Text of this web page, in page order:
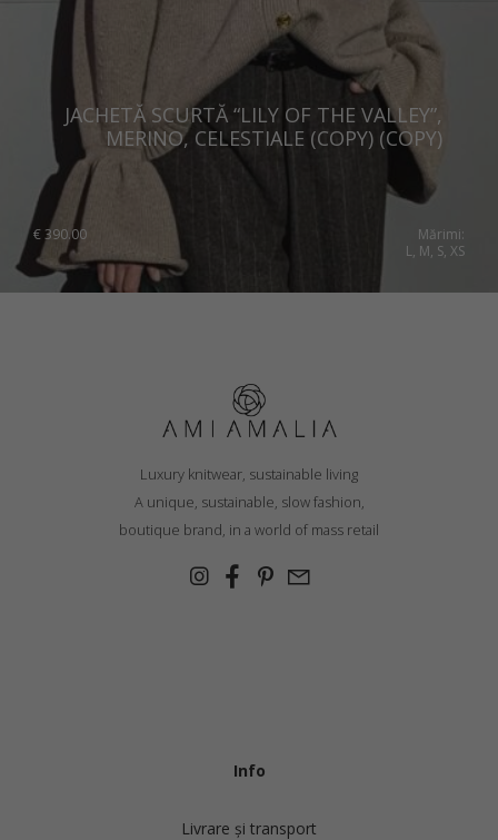
JACHETĂ SCURTĂ “LILY OF THE VALLEY”,
MERINO, CELESTIALE (COPY) (COPY)
€390.00
Mărimi:
L, M, S, XS
Luxury knitwear, sustainable living
A unique, sustainable, slow fashion,
boutique brand, in a world of mass retail
Info
Livrare și transport